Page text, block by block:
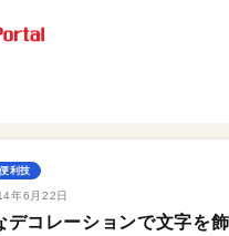
便利技
年6月22日
デコレーションで文字を